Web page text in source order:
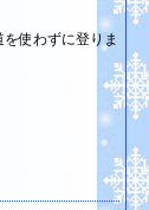
使わずに登りま